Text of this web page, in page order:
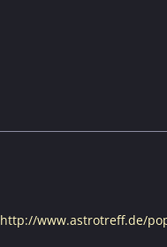
http://www.astrotreff.de/